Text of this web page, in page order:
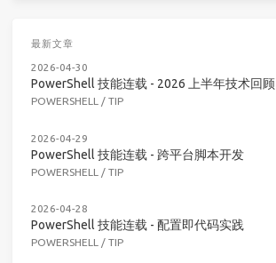
最新文章
2026-04-30
PowerShell 技能连载 - 2026 上半年技术回顾
POWERSHELL / TIP
2026-04-29
PowerShell 技能连载 - 跨平台脚本开发
POWERSHELL / TIP
2026-04-28
PowerShell 技能连载 - 配置即代码实践
POWERSHELL / TIP